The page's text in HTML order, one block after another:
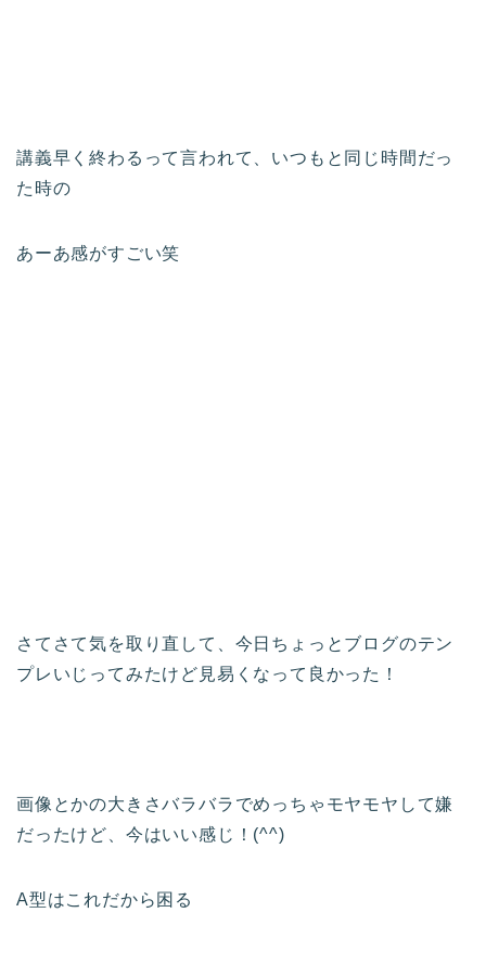
講義早く終わるって言われて、いつもと同じ時間だっ
た時の
あーあ感がすごい笑
さてさて気を取り直して、今日ちょっとブログのテン
プレいじってみたけど見易くなって良かった！
画像とかの大きさバラバラでめっちゃモヤモヤして嫌
だったけど、今はいい感じ！(^^)
A型はこれだから困る